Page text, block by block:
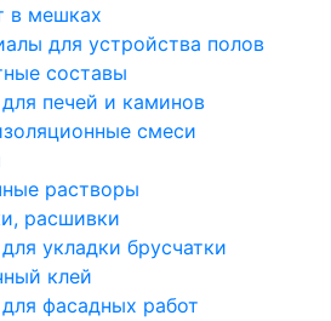
в мешках
для устройства полов
составы
печей и каминов
смеси
растворы
расшивки
укладки брусчатки
клей
фасадных работ